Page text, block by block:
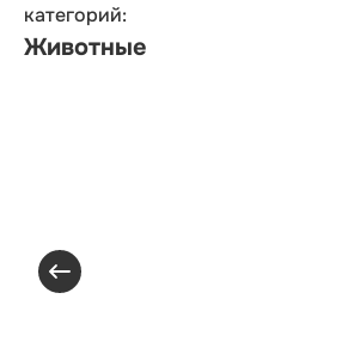
категорий:
Животные